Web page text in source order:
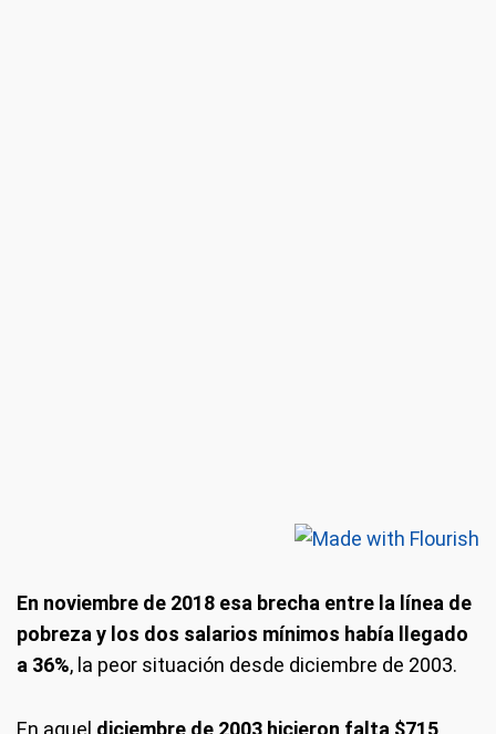
En noviembre de 2018 esa brecha entre la línea de
pobreza y los dos salarios mínimos había llegado
a 36%, la peor situación desde diciembre de 2003.
En aquel diciembre de 2003 hicieron falta $715